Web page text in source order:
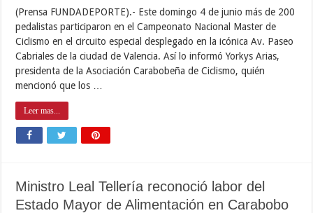
(Prensa FUNDADEPORTE).- Este domingo 4 de junio más de 200
pedalistas participaron en el Campeonato Nacional Master de
Ciclismo en el circuito especial desplegado en la icónica Av. Paseo
Cabriales de la ciudad de Valencia. Así lo informó Yorkys Arias,
presidenta de la Asociación Carabobeña de Ciclismo, quién
mencionó que los …
Leer mas...
Ministro Leal Tellería reconoció labor del
Estado Mayor de Alimentación en Carabobo